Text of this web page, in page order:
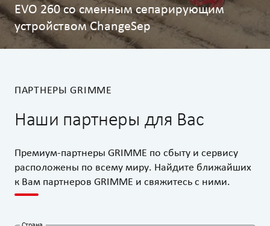
EVO 260 со сменным сепарирующим
устройством ChangeSep
ПАРТНЕРЫ GRIMME
Наши партнеры для Вас
Премиум-партнеры GRIMME по сбыту и сервису
расположены по всему миру. Найдите ближайших
к Вам партнеров GRIMME и свяжитесь с ними.